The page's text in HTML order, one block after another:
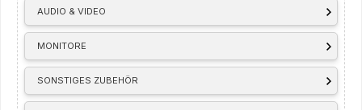
AUDIO & VIDEO
MONITORE
SONSTIGES ZUBEHÖR